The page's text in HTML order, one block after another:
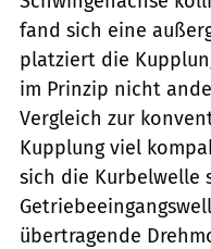
fand sich eine
platziert die
im Prinzip nicht
Vergleich zur
Kupplung viel
sich die Kurbelwelle
übertragende